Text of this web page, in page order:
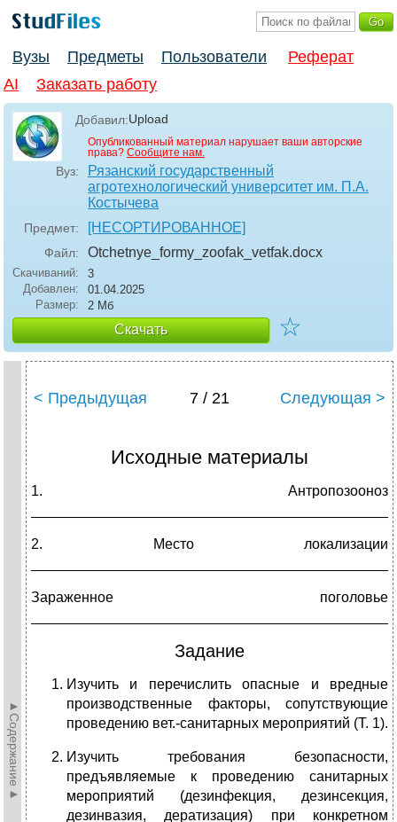
Вузы Предметы Пользователи
Реферат
AI
Заказать работу
Добавил:Upload
Опубликованный материал нарушает ваши авторские
права? Сообщите нам.
Вуз:
Рязанский государственный
агротехнологический университет им. П.А.
Костычева
Предмет: [НЕСОРТИРОВАННОЕ]
Файл: Otchetnye_formy_zoofak_vetfak.docx
Скачиваний:
3
Добавлен:
01.04.2025
Размер:
2 Мб
Скачать ☆
►Содержание►
< Предыдущая 7 / 21 Следующая >
Исходные материалы
1. Антропозооноз
2. Место локализации
Зараженное поголовье
Задание
Изучить и перечислить опасные и вредные
производственные факторы, сопутствующие
проведению вет.-санитарных мероприятий (Т. 1).
Изучить требования безопасности,
предъявляемые к проведению санитарных
мероприятий (дезинфекция, дезинсекция,
дезинвазия, дератизация) при конкретном